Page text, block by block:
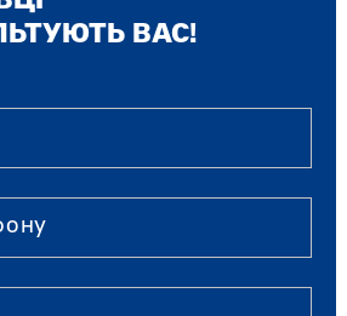
ВАС!